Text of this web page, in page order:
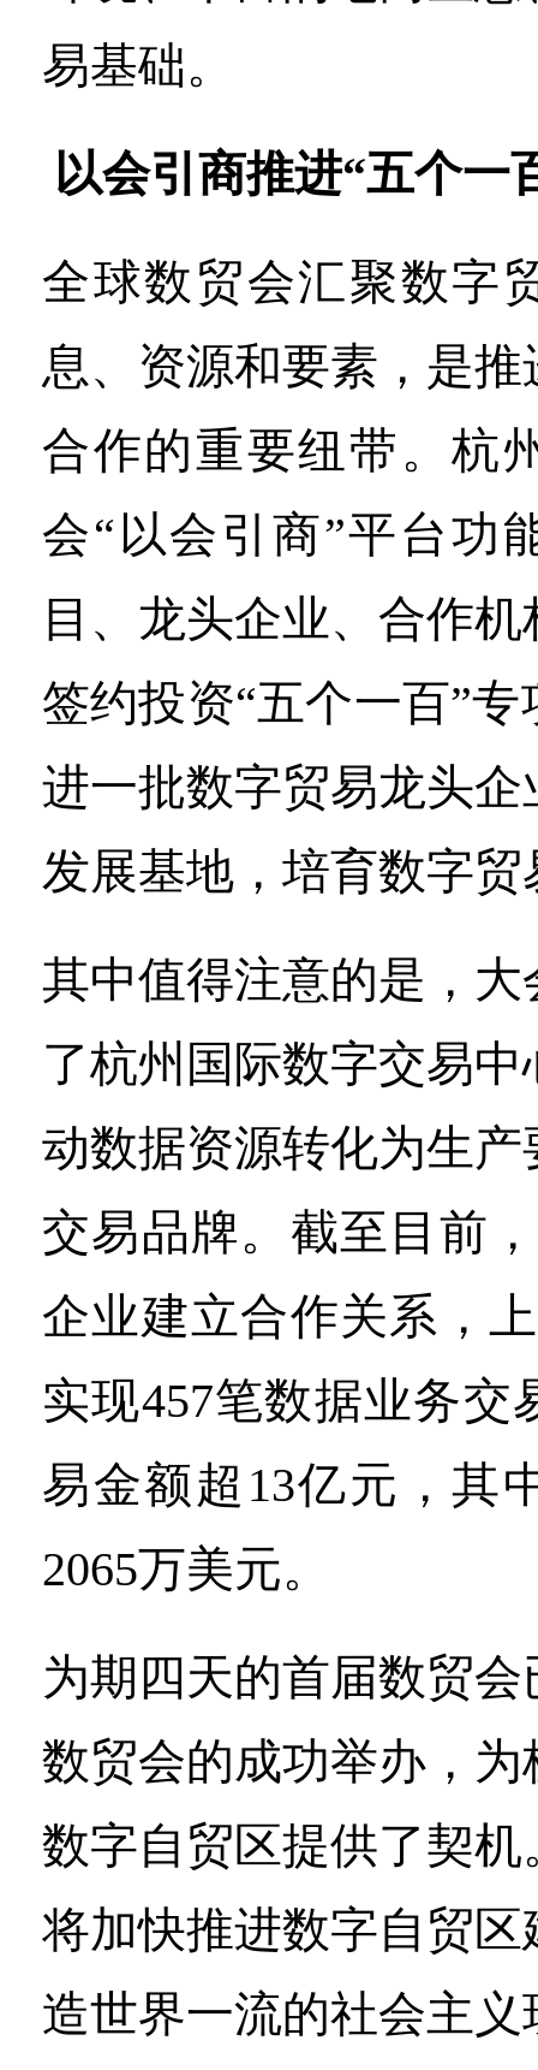
易基础。
以会引商推进“五个一
全球数贸会汇聚数字
息、资源和要素，是
合作的重要纽带。杭
会“以会引商”平台功
目、龙头企业、合作
签约投资“五个一百”
进一批数字贸易龙头
发展基地，培育数字
其中值得注意的是，
了杭州国际数字交易
动数据资源转化为生
交易品牌。截至目前
企业建立合作关系，
实现457笔数据业务交
易金额超13亿元，其
2065万美元。
为期四天的首届数贸
数贸会的成功举办，
数字自贸区提供了契
将加快推进数字自贸
造世界一流的社会主